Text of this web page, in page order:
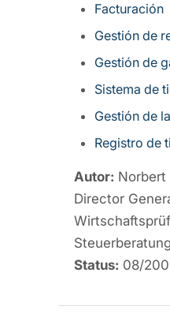
Facturación
Gestión de
Gestión de
Sistema de
Gestión de
Registro de
Autor: Norbert
Director
Status: 08/